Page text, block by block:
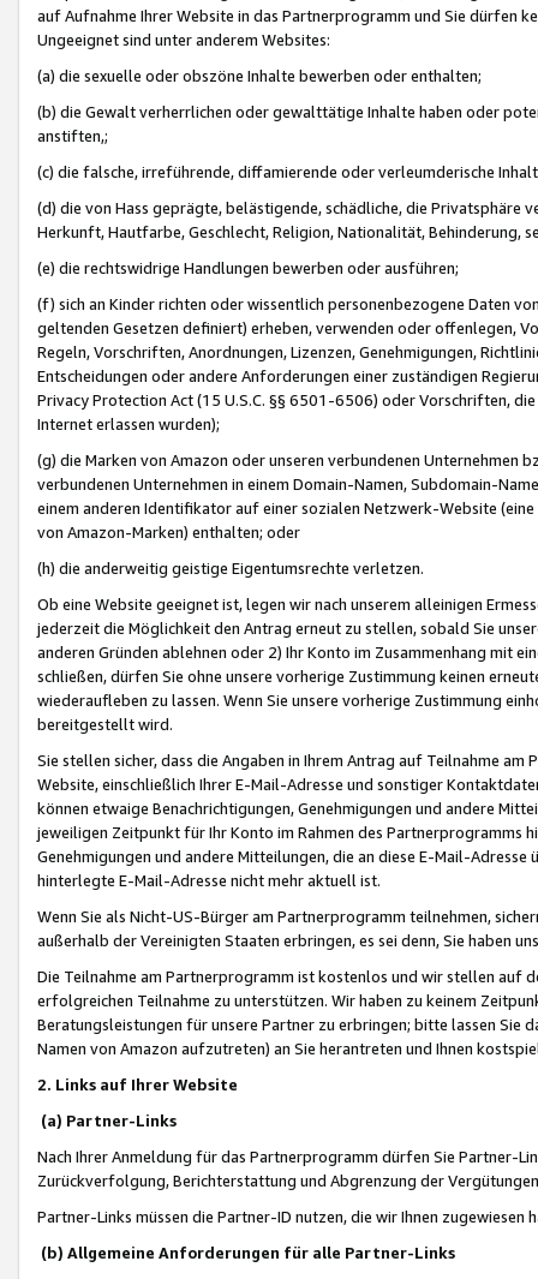
auf Aufnahme Ihrer Website in das Partnerprogramm und Sie dürfen
Ungeeignet sind unter anderem Websites:
(a) die sexuelle oder obszöne Inhalte bewerben oder enthalten;
(b) die Gewalt verherrlichen oder gewalttätige Inhalte haben oder
anstiften,;
(c) die falsche, irreführende, diffamierende oder verleumderische
(d) die von Hass geprägte, belästigende, schädliche, die Privatsphäre
Herkunft, Hautfarbe, Geschlecht, Religion, Nationalität, Behinderung,
(e) die rechtswidrige Handlungen bewerben oder ausführen;
(f) sich an Kinder richten oder wissentlich personenbezogene Daten
geltenden Gesetzen definiert) erheben, verwenden oder offenlegen,
Regeln, Vorschriften, Anordnungen, Lizenzen, Genehmigungen,
Entscheidungen oder andere Anforderungen einer zuständigen
Privacy Protection Act (15 U.S.C. §§ 6501-6506) oder Vorschriften,
Internet erlassen wurden);
(g) die Marken von Amazon oder unseren verbundenen Unternehmen
verbundenen Unternehmen in einem Domain-Namen, Subdomain-
einem anderen Identifikator auf einer sozialen Netzwerk-Website
von Amazon-Marken) enthalten; oder
(h) die anderweitig geistige Eigentumsrechte verletzen.
Ob eine Website geeignet ist, legen wir nach unserem alleinigen
jederzeit die Möglichkeit den Antrag erneut zu stellen, sobald Sie
anderen Gründen ablehnen oder 2) Ihr Konto im Zusammenhang mit
schließen, dürfen Sie ohne unsere vorherige Zustimmung keinen
wiederaufleben zu lassen. Wenn Sie unsere vorherige Zustimmung
bereitgestellt wird.
Sie stellen sicher, dass die Angaben in Ihrem Antrag auf Teilnahme
Website, einschließlich Ihrer E-Mail-Adresse und sonstiger
können etwaige Benachrichtigungen, Genehmigungen und andere
jeweiligen Zeitpunkt für Ihr Konto im Rahmen des Partnerprogramms
Genehmigungen und andere Mitteilungen, die an diese E-Mail-
hinterlegte E-Mail-Adresse nicht mehr aktuell ist.
Wenn Sie als Nicht-US-Bürger am Partnerprogramm teilnehmen,
außerhalb der Vereinigten Staaten erbringen, es sei denn, Sie haben
Die Teilnahme am Partnerprogramm ist kostenlos und wir stellen auf
erfolgreichen Teilnahme zu unterstützen. Wir haben zu keinem
Beratungsleistungen für unsere Partner zu erbringen; bitte lassen Sie
Namen von Amazon aufzutreten) an Sie herantreten und Ihnen
2. Links auf Ihrer Website
(a) Partner-Links
Nach Ihrer Anmeldung für das Partnerprogramm dürfen Sie Partner-
Zurückverfolgung, Berichterstattung und Abgrenzung der
Partner-Links müssen die Partner-ID nutzen, die wir Ihnen zugewiesen
(b) Allgemeine Anforderungen für alle Partner-Links